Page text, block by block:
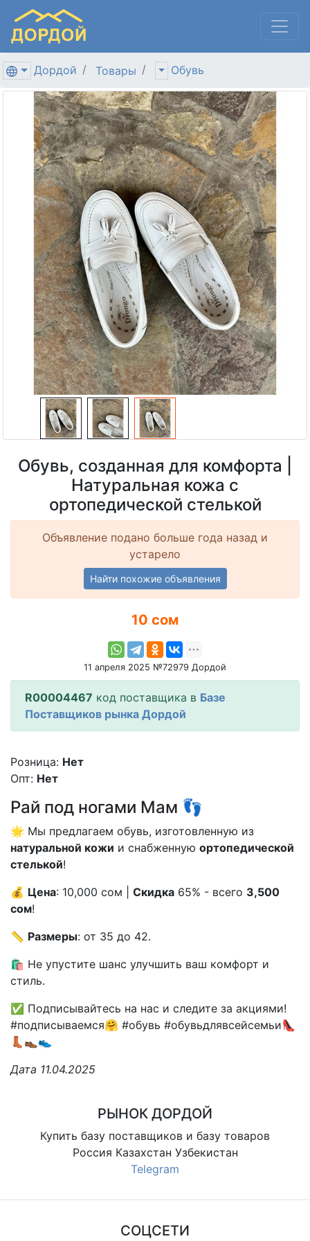
Дордой Товары Обувь
Обувь, созданная для комфорта |
Натуральная кожа с
ортопедической стелькой
Объявление подано больше года назад и
устарело
Найти похожие объявления
10 сом
11 апреля 2025 №72979 Дордой
R00004467 код поставщика в Базе
Поставщиков рынка Дордой
Розница: Нет
Опт: Нет
Рай под ногами Мам 👣
🌟 Мы предлагаем обувь, изготовленную из
натуральной кожи и снабженную ортопедической
стелькой!
💰 Цена: 10,000 сом | Скидка 65% - всего 3,500
сом!
📏 Размеры: от 35 до 42.
🛍️ Не упустите шанс улучшить ваш комфорт и
стиль.
✅ Подписывайтесь на нас и следите за акциями!
#подписываемся🤗 #обувь #обувьдлявсейсемьи👠
👢👞👟
Дата 11.04.2025
РЫНОК ДОРДОЙ
Купить базу поставщиков и базу товаров
Россия Казахстан Узбекистан
Telegram
СОЦСЕТИ